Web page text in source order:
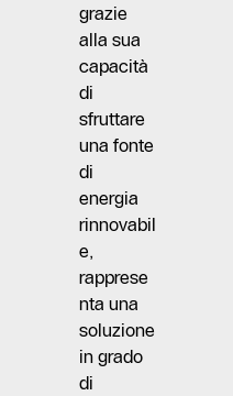
grazie
alla sua
capacità
di
sfruttare
una fonte
di
energia
rinnovabil
e,
rapprese
nta una
soluzione
in grado
di